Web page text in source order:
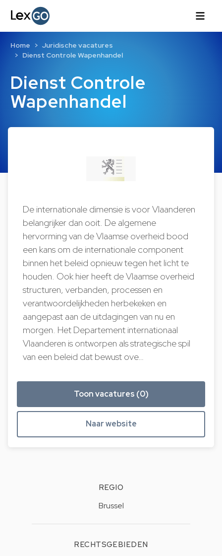
Dienst Controle
Wapenhandel
Home
Juridische vacatures
Dienst Controle Wapenhandel
De internationale dimensie is voor Vlaanderen
belangrijker dan ooit. De algemene
hervorming van de Vlaamse overheid bood
een kans om de internationale component
binnen het beleid opnieuw tegen het licht te
houden. Ook hier heeft de Vlaamse overheid
structuren, verbanden, processen en
verantwoordelijkheden herbekeken en
aangepast aan de uitdagingen van nu en
morgen. Het Departement internationaal
Vlaanderen is ontworpen als strategische spil
van een beleid dat bewust ove…
Toon vacatures (0)
Naar website
REGIO
Brussel
RECHTSGEBIEDEN